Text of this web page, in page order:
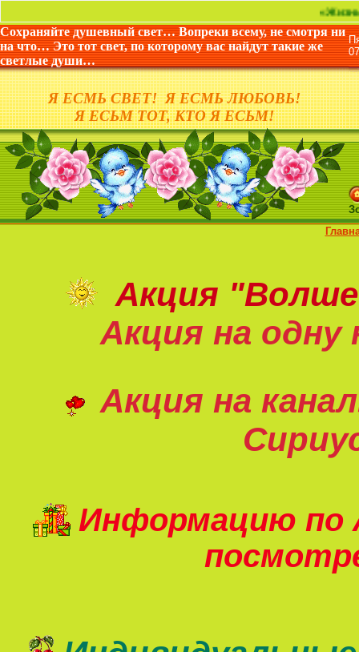
«Жизнь дана не
Сохраняйте душевный свет… Вопреки всему, не смотря ни
на что… Это тот свет, по которому вас найдут такие же
светлые души…
Я ЕСМЬ СВЕТ! Я ЕСМЬ ЛЮБОВЬ!
Я ЕСЬМ ТОТ, КТО Я ЕСЬМ!
Акция
Акция на одну
Акция на
Информацию по